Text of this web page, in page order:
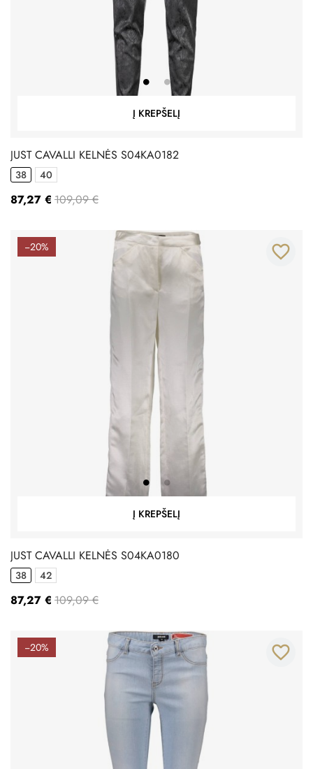
Į KREPŠELĮ
JUST CAVALLI KELNĖS S04KA0182
38 40
87,27 € 109,09 €
−20%
Į KREPŠELĮ
favorite_border
JUST CAVALLI KELNĖS S04KA0180
38 42
87,27 € 109,09 €
−20% favorite_border